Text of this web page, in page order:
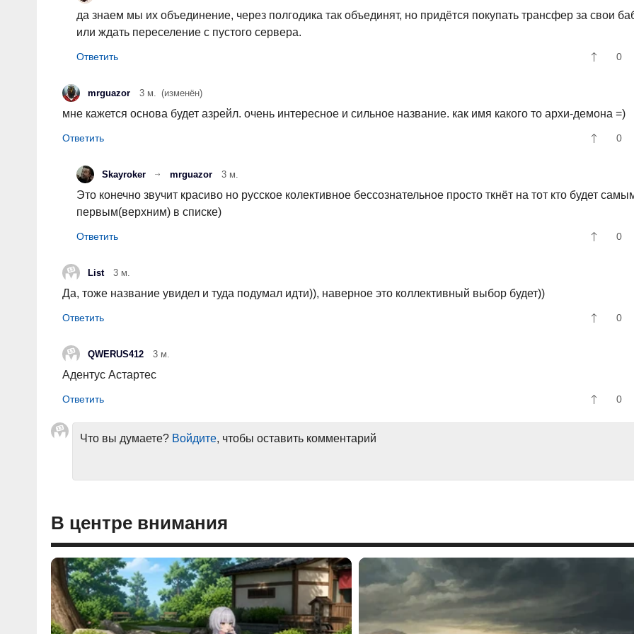
да знаем мы их объединение, через полгодика так объединят, но придётся покупать трансфер за свои
или ждать переселение с пустого сервера.
0
mrguazor 3 м. (изменён)
мне кажется основа будет азрейл. очень интересное и сильное название. как имя какого то архи-демона =)
0
Skayroker mrguazor 3 м.
Это конечно звучит красиво но русское колективное бессознательное просто ткнëт на тот кто будет
первым(верхним) в списке)
0
List 3 м.
Да, тоже название увидел и туда подумал идти)), наверное это коллективный выбор будет))
0
QWERUS412 3 м.
Адентус Астартес
0
Что вы думаете? Войдите, чтобы оставить комментарий
В центре внимания